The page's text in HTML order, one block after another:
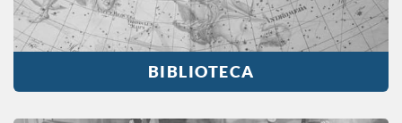
BIBLIOTECA